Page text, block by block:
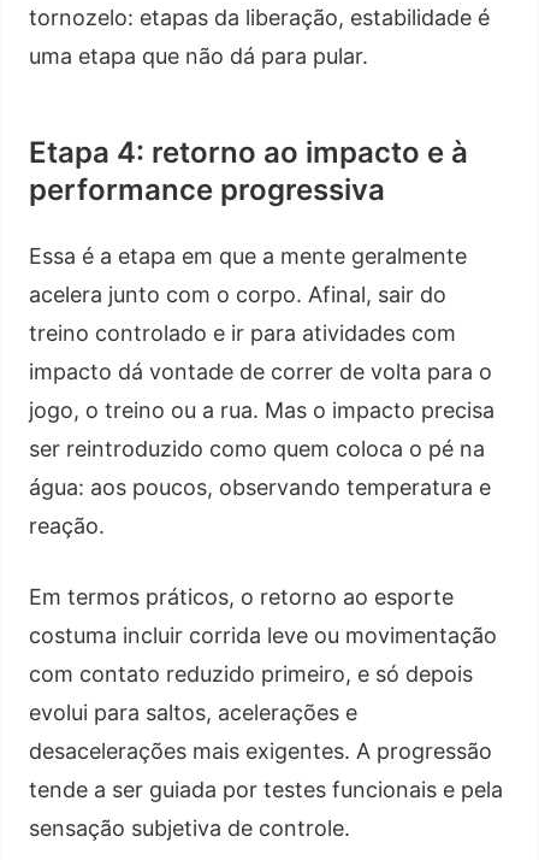
tornozelo: etapas da liberação, estabilidade é
uma etapa que não dá para pular.
Etapa 4: retorno ao impacto e à
performance progressiva
Essa é a etapa em que a mente geralmente
acelera junto com o corpo. Afinal, sair do
treino controlado e ir para atividades com
impacto dá vontade de correr de volta para o
jogo, o treino ou a rua. Mas o impacto precisa
ser reintroduzido como quem coloca o pé na
água: aos poucos, observando temperatura e
reação.
Em termos práticos, o retorno ao esporte
costuma incluir corrida leve ou movimentação
com contato reduzido primeiro, e só depois
evolui para saltos, acelerações e
desacelerações mais exigentes. A progressão
tende a ser guiada por testes funcionais e pela
sensação subjetiva de controle.